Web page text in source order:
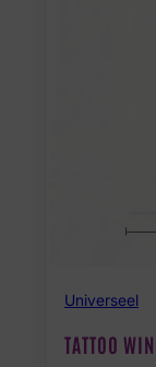
Universeel
TATTOO